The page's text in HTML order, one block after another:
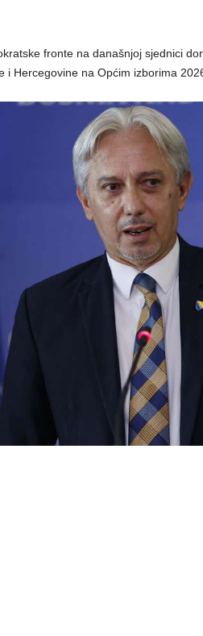
fronte na današnjoj sjednici
i Hercegovine na Općim izborima